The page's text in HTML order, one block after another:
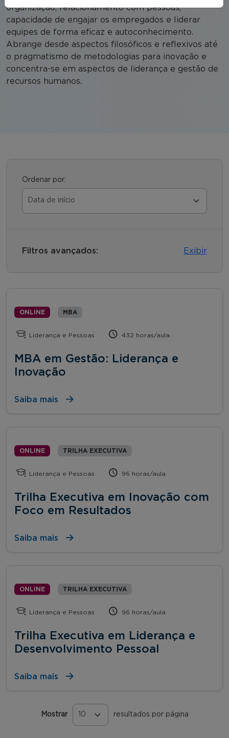
organização, relacionamento com pessoas,
capacidade de engajar os empregados e liderar
equipes de forma eficaz e autoconhecimento.
Abrange desde aspectos filosóficos e reflexivos até
o pragmatismo de metodologias para inovação e
concentra-se em aspectos de liderança e gestão de
recursos humanos.
Ordenar por:
Filtros avançados: Exibir
ONLINE MBA
Liderança e Pessoas 432 horas/aula
MBA em Gestão: Liderança e
Inovação
Saiba mais
ONLINE TRILHA EXECUTIVA
Liderança e Pessoas 96 horas/aula
Trilha Executiva em Inovação com
Foco em Resultados
Saiba mais
ONLINE TRILHA EXECUTIVA
Liderança e Pessoas 96 horas/aula
Trilha Executiva em Liderança e
Desenvolvimento Pessoal
Saiba mais
Mostrar resultados por página